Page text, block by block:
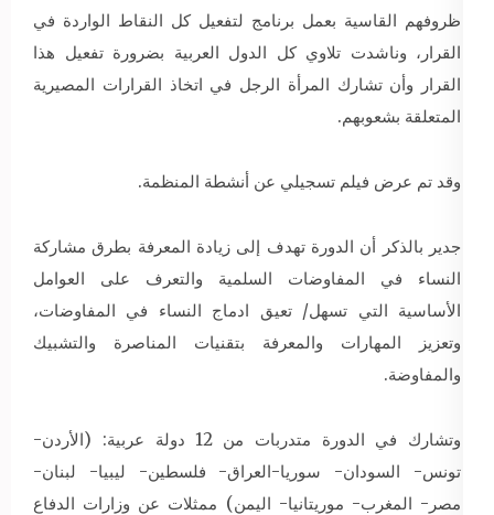
ظروفهم القاسية بعمل برنامج لتفعيل كل النقاط الواردة في
القرار، وناشدت تلاوي كل الدول العربية بضرورة تفعيل هذا
القرار وأن تشارك المرأة الرجل في اتخاذ القرارات المصيرية
المتعلقة بشعوبهم.
وقد تم عرض فيلم تسجيلي عن أنشطة المنظمة.
جدير بالذكر أن الدورة تهدف إلى زيادة المعرفة بطرق مشاركة
النساء في المفاوضات السلمية والتعرف على العوامل
الأساسية التي تسهل/ تعيق ادماج النساء في المفاوضات،
وتعزيز المهارات والمعرفة بتقنيات المناصرة والتشبيك
والمفاوضة.
وتشارك في الدورة متدربات من 12 دولة عربية: (الأردن-
تونس- السودان- سوريا-العراق- فلسطين- ليبيا- لبنان-
مصر- المغرب- موريتانيا- اليمن) ممثلات عن وزارات الدفاع